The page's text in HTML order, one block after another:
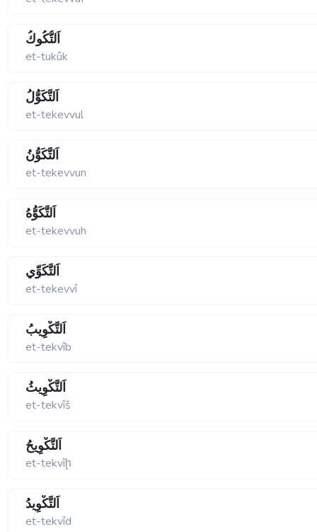
اَلتُّكُوكُ
et-tukûk
اَلتَّكَوُّلُ
et-tekevvul
اَلتَّكَوُّنُ
et-tekevvun
اَلتَّكَوُّهُ
et-tekevvuh
اَلتَّكَوِّي
et-tekevvî
اَلتَّكْوِيبُ
et-tekvîb
اَلتَّكْوِيثُ
et-tekvîš
اَلتَّكْوِيحُ
et-tekvîḩ
اَلتَّكْوِيدُ
et-tekvîd